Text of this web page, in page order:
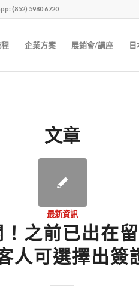
(852) 5980 6720
企業方案 展銷會/講座
文章
最新資訊
！之前已出在
人可選擇出簽